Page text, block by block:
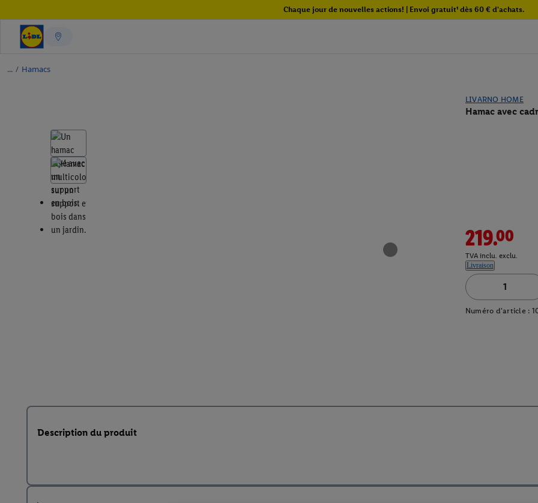
Chaque jour de nouvelles actions! | Envoi gratuit¹ dès 60 € d'achats.
/ Hamacs
LIVARNO HOME
Hamac avec
219.00
TVA inclu. exclu.
Livraison
Numéro d'article :
Description du produit